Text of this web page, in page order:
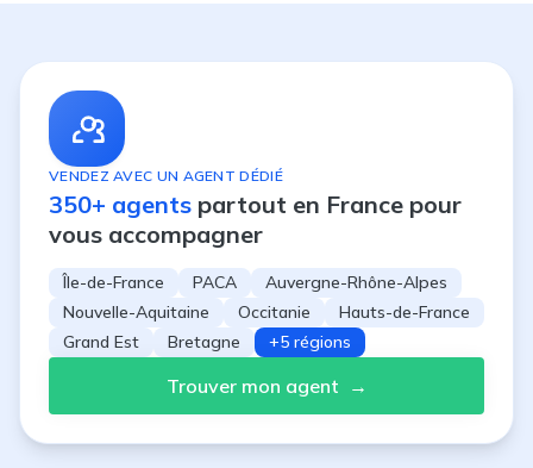
VENDEZ AVEC UN AGENT DÉDIÉ
350+ agents partout en France pour
vous accompagner
Île-de-France PACA
Auvergne-Rhône-Alpes
Nouvelle-Aquitaine
Occitanie
Hauts-de-France
Grand Est
Bretagne +5 régions
Trouver mon agent →